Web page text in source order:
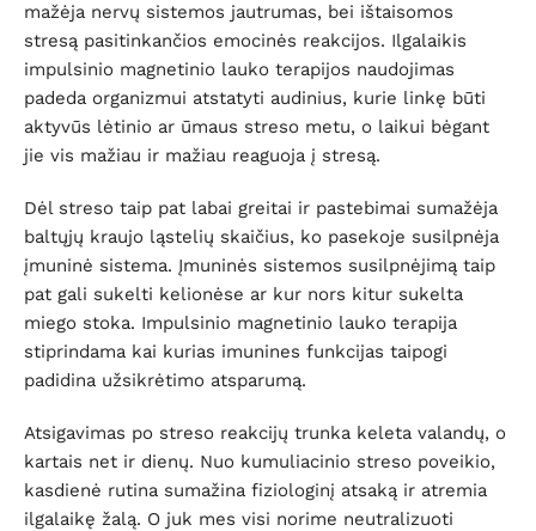
mažėja nervų sistemos jautrumas, bei ištaisomos
stresą pasitinkančios emocinės reakcijos. Ilgalaikis
impulsinio magnetinio lauko terapijos naudojimas
padeda organizmui atstatyti audinius, kurie linkę būti
aktyvūs lėtinio ar ūmaus streso metu, o laikui bėgant
jie vis mažiau ir mažiau reaguoja į stresą.
Dėl streso taip pat labai greitai ir pastebimai sumažėja
baltųjų kraujo ląstelių skaičius, ko pasekoje susilpnėja
įmuninė sistema. Įmuninės sistemos susilpnėjimą taip
pat gali sukelti kelionėse ar kur nors kitur sukelta
miego stoka. Impulsinio magnetinio lauko terapija
stiprindama kai kurias imunines funkcijas taipogi
padidina užsikrėtimo atsparumą.
Atsigavimas po streso reakcijų trunka keleta valandų, o
kartais net ir dienų. Nuo kumuliacinio streso poveikio,
kasdienė rutina sumažina fiziologinį atsaką ir atremia
ilgalaikę žalą. O juk mes visi norime neutralizuoti